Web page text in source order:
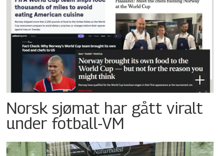
Norsk sjømat har gått viralt
under fotball-VM